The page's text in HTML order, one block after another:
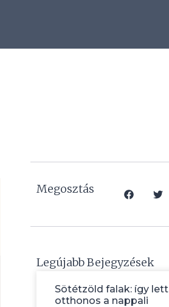
Megosztás
Legújabb Bejegyzések
Sötétzöld falak: így lett
otthonos a nappali